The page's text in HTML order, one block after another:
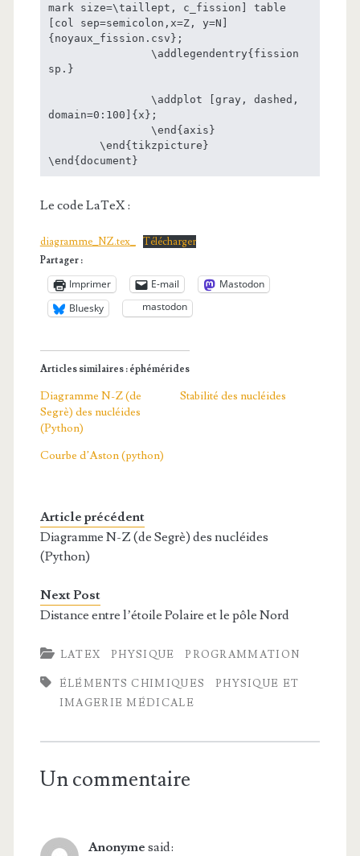
mark size=\taillept, c_fission] table
[col sep=semicolon,x=Z, y=N]
{noyaux_fission.csv};
sp.}
domain=0:100]{x};
Le code LaTeX :
diagramme_NZ.tex_ Télécharger
Partager :
Imprimer E-mail
Mastodon
Bluesky
mastodon
Articles similaires : éphémérides
Diagramme N-Z (de
Segrè) des nucléides
(Python)
Stabilité des nucléides
Courbe d’Aston (python)
Article précédent
Diagramme N-Z (de Segrè) des nucléides
(Python)
Next Post
Distance entre l’étoile Polaire et le pôle Nord
LATEX PHYSIQUE PROGRAMMATION
ÉLÉMENTS CHIMIQUES
PHYSIQUE ET
IMAGERIE MÉDICALE
Un commentaire
Anonyme said: